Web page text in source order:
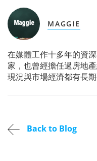
MAGGIE
在媒體工作十多年的資
家，也曾經擔任過房地
現況與市場經濟都有長
Back to Blog